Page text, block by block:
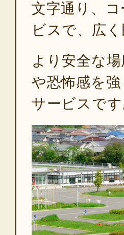
文字通り、
ビスで、広
より安全な
や恐怖感を
サービスです